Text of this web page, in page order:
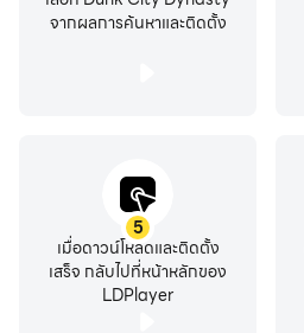
จากผลการค้นหาและติดตั้ง
5
เมื่อดาวน์โหลดและติดตั้ง
เสร็จ กลับไปที่หน้าหลักของ
LDPlayer